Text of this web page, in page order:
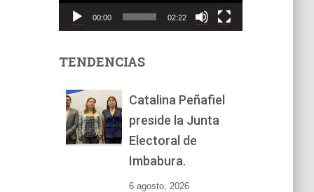
t
00:00 02:22
TENDENCIAS
Catalina Peñafiel
preside la Junta
Electoral de
Imbabura.
6 agosto, 2026